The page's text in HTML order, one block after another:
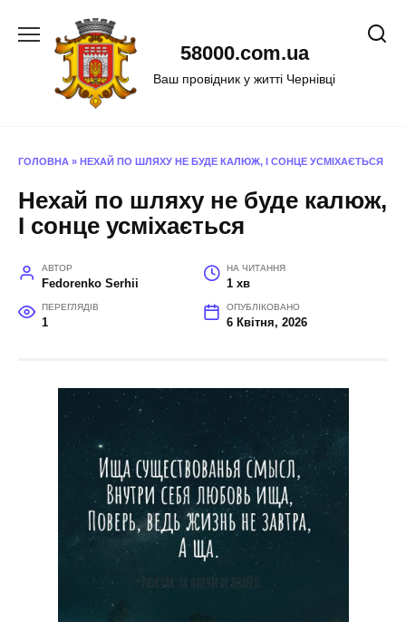
58000.com.ua
Ваш провідник у житті Чернівці
ГОЛОВНА » НЕХАЙ ПО ШЛЯХУ НЕ БУДЕ КАЛЮЖ, І СОНЦЕ УСМІХАЄТЬСЯ
Нехай по шляху не буде калюж,
І сонце усміхається
АВТОР
Fedorenko Serhii
НА ЧИТАННЯ
1 хв
ПЕРЕГЛЯДІВ
1
ОПУБЛІКОВАНО
6 Квітня, 2026